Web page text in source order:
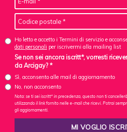
Ho letto e accetto i Termini di servizio e
dati personali per iscrivermi alla mailing list
Se non sei ancora iscritt*, vorresti
da Arcigay? *
Sì, acconsento alle mail di aggiornamento
No, non acconsento
Nota: se ti sei iscritt* in precedenza, questo non ti
utilizzando il link fornito nelle e-mail che ricevi. Potrai
gli aggiornamenti.